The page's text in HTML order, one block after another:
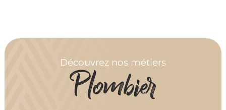
Découvrez nos métiers
Plombier